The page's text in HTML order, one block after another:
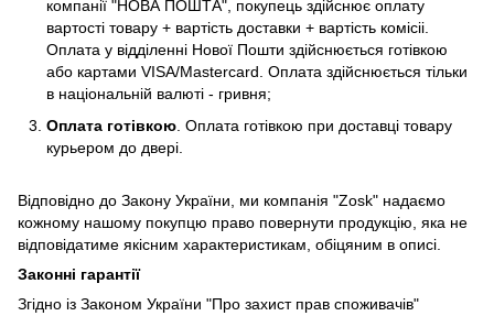
компанії "НОВА ПОШТА", покупець здійснює оплату
вартості товару + вартість доставки + вартість комicii.
Оплата у відділенні Нової Пошти здійснюється готівкою
або картами VISA/Mastercard. Оплата здійснюється тільки
в національній валюті - гривня;
Оплата готівкою . Оплата готівкою при доставці товару
курьером до двері.
Відповідно до Закону України, ми компанія "Zosk" надаємо
кожному нашому покупцю право повернути продукцію, яка не
відповідатиме якісним характеристикам, обіцяним в описі.
Законні гарантії
Згідно із Законом України "Про захист прав споживачів"